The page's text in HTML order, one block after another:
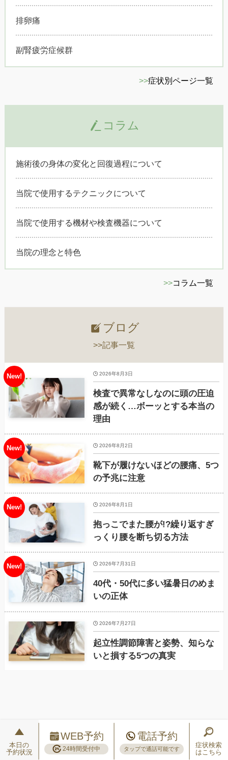
排卵痛
副腎疲労症候群
>>症状別ページ一覧
コラム
施術後の身体の変化と回復過程について
当院で使用するテクニックについて
当院で使用する機材や検査機器について
当院の理念と特色
>>コラム一覧
ブログ
>>記事一覧
検査で異常なしなのに頭の圧迫
感が続く…ボーッとする本当の
理由
2026年8月3日
靴下が履けないほどの腰痛、5つ
の予兆に注意
2026年8月2日
抱っこでまた腰が!?繰り返すぎ
っくり腰を断ち切る方法
2026年8月1日
40代・50代に多い猛暑日のめま
いの正体
2026年7月31日
起立性調節障害と姿勢、知らな
いと損する5つの真実
2026年7月27日
本日の
予約状況
WEB予約
24時間受付中
電話予約
タップで通話可能です
症状検索
はこちら